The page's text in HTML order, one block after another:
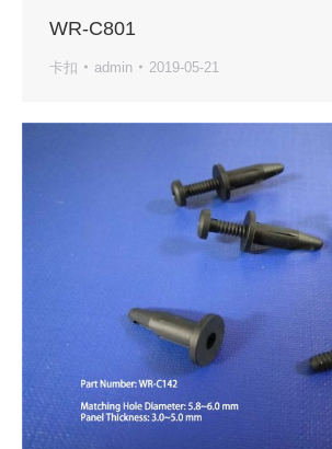
WR-C801
卡扣 admin 2019-05-21